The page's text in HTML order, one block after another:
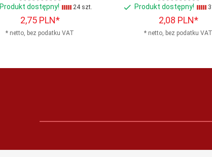
Produkt dostępny! 24 szt.
2,75 PLN*
* netto, bez podatku VAT
Produkt dostępny!
2,08 PLN*
* netto, bez podatku VAT